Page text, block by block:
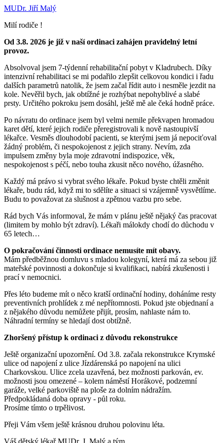
MUDr. Jiří Malý
Milí rodiče !
Od 3.8. 2026 je již v naší ordinaci zahájen pravidelný letní
provoz.
Absolvoval jsem 7-týdenní rehabilitační pobyt v Kladrubech. Díky
intenzivní rehabilitaci se mi podařilo zlepšit celkovou kondici i řadu
dalších parametrů natolik, že jsem začal řídit auto i nesměle jezdit na
kole. Nevěřil bych, jak obtížné je rozhýbat nepohyblivé a slabé
prsty. Určitého pokroku jsem dosáhl, ještě mě ale čeká hodně práce.
Po návratu do ordinace jsem byl velmi nemile překvapen hromadou
karet dětí, které jejich rodiče přeregistrovali k nově nastoupivší
lékařce. Vesměs dlouhodobí pacienti, se kterými jsem já nepociťoval
žádný problém, či nespokojenost z jejich strany. Nevím, zda
impulsem změny byla moje zdravotní indispozice, věk,
nespokojenost s péčí, nebo touha zkusit něco nového, úžasného.
Každý má právo si vybrat svého lékaře. Pokud byste chtěli změnit
lékaře, budu rád, když mi to sdělíte a situaci si vzájemně vysvětlíme.
Budu to považovat za slušnost a zpětnou vazbu pro sebe.
Rád bych Vás informoval, že mám v plánu ještě nějaký čas pracovat
(limitem by mohlo být zdraví). Lékaři málokdy chodí do důchodu v
65 letech…
O pokračování činnosti ordinace nemusíte mít obavy.
Mám předběžnou domluvu s mladou kolegyní, která má za sebou již
mateřské povinnosti a dokončuje si kvalifikaci, nabírá zkušenosti i
prací v nemocnici.
Přes léto budeme mít o něco kratší ordinační hodiny, doháníme resty
preventivních prohlídek z mé nepřítomnosti. Pokud jste objednaní a
z nějakého důvodu nemůžete přijít, prosím, nahlaste nám to.
Náhradní termíny se hledají dost obtížně.
Zhoršený přístup k ordinaci z důvodu rekonstrukce
Ještě organizační upozornění. Od 3.8. začala rekonstrukce Krymské
ulice od napojení z ulice Jízdárenská po napojení na ulici
Charkovskou. Ulice zcela uzavřená, bez možnosti parkován, ev.
možnosti jsou omezené – kolem náměstí Horákové, podzemní
garáže, velké parkoviště na ploše za dolním nádražím.
Předpokládaná doba opravy - půl roku.
Prosíme tímto o trpělivost.
Přeji Vám všem ještě krásnou druhou polovinu léta.
Váš dětský lékař MUDr. J. Malý a tým